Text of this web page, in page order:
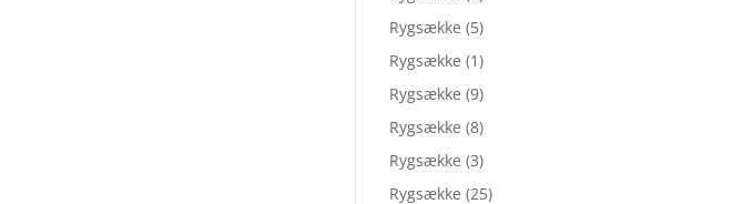
Rygsække (5)
Rygsække (1)
Rygsække (9)
Rygsække (8)
Rygsække (3)
Rygsække (25)